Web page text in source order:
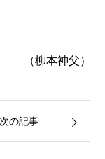
（柳本神父）
次の記事